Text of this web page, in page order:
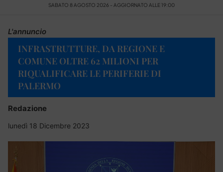
SABATO 8 AGOSTO 2026 - AGGIORNATO ALLE 19:00
L'annuncio
INFRASTRUTTURE, DA REGIONE E
COMUNE OLTRE 62 MILIONI PER
RIQUALIFICARE LE PERIFERIE DI
PALERMO
Redazione
lunedì 18 Dicembre 2023